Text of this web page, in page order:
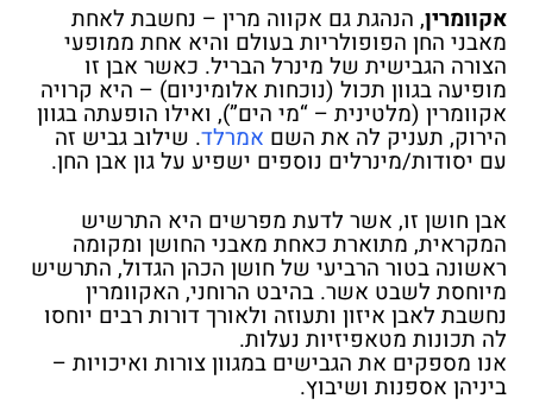
אקוומרין, הנהגת גם אקווה מרין – נחשבת לאחת
מאבני החן הפופולריות בעולם והיא אחת ממופעי
הצורה הגבישית של מינרל הבריל. כאשר אבן זו
מופיעה בגוון תכול (נוכחות אלומיניום) – היא קרויה
אקוומרין (מלטינית – “מי הים”), ואילו הופעתה בגוון
הירוק, תעניק לה את השם אמרלד. שילוב גביש זה
עם יסודות/מינרלים נוספים ישפיע על גון אבן החן.
אבן חושן זו, אשר לדעת מפרשים היא התרשיש
המקראית, מתוארת כאחת מאבני החושן ומקומה
ראשונה בטור הרביעי של חושן הכהן הגדול, התרשיש
מיוחסת לשבט אשר.בהיבט הרוחני, האקוומרין
נחשבת לאבן איזון ותעוזה ולאורך דורות רבים יוחסו
לה תכונות מטאפיזיות נעלות.
אנו מספקים את הגבישים במגוון צורות ואיכויות –
ביניהן אספנות ושיבוץ.